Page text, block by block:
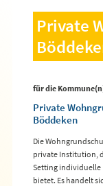
Private
für die
Private
Böddeken
Die
private Institution,
Setting
bietet. Es handelt